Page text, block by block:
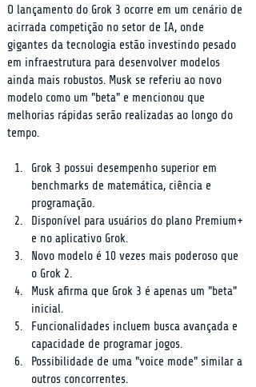
O lançamento do Grok 3 ocorre em um cenário de
acirrada competição no setor de IA, onde
gigantes da tecnologia estão investindo pesado
em infraestrutura para desenvolver modelos
ainda mais robustos. Musk se referiu ao novo
modelo como um "beta" e mencionou que
melhorias rápidas serão realizadas ao longo do
tempo.
Grok 3 possui desempenho superior em
benchmarks de matemática, ciência e
programação.
Disponível para usuários do plano Premium+
e no aplicativo Grok.
Novo modelo é 10 vezes mais poderoso que
o Grok 2.
Musk afirma que Grok 3 é apenas um "beta"
inicial.
Funcionalidades incluem busca avançada e
capacidade de programar jogos.
Possibilidade de uma "voice mode" similar a
outros concorrentes.